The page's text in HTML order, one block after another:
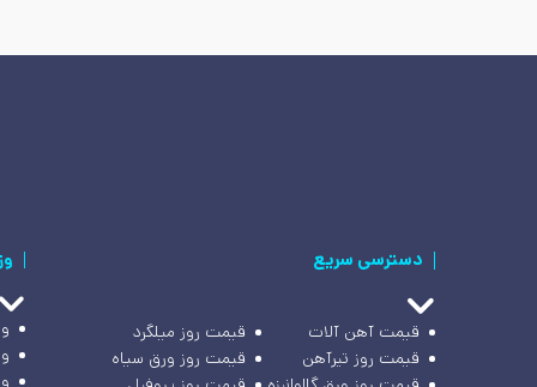
دسترسی سریع
قیمت آهن آلات
قیمت روز میلگرد
قیمت روز تیرآهن
قیمت روز ورق سیاه